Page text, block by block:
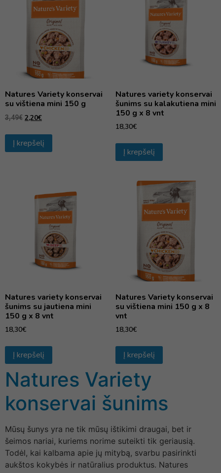
Natures Variety konservai
su vištiena mini 150 g
3,49€ 2,20€
Į krepšelį
Natures variety konservai
šunims su kalakutiena mini
150 g x 8 vnt
18,30€
Į krepšelį
Natures variety konservai
šunims su jautiena mini
150 g x 8 vnt
18,30€
Į krepšelį
Natures Variety konservai
su vištiena mini 150 g x 8
vnt
18,30€
Į krepšelį
Natures Variety
konservai šunims
Mūsų šunys yra ne tik mūsų ištikimi draugai, bet ir
šeimos nariai, kuriems norime suteikti tik geriausią.
Todėl, kai kalbama apie jų mitybą, svarbu pasirinkti
aukštos kokybės ir natūralius produktus. Natures